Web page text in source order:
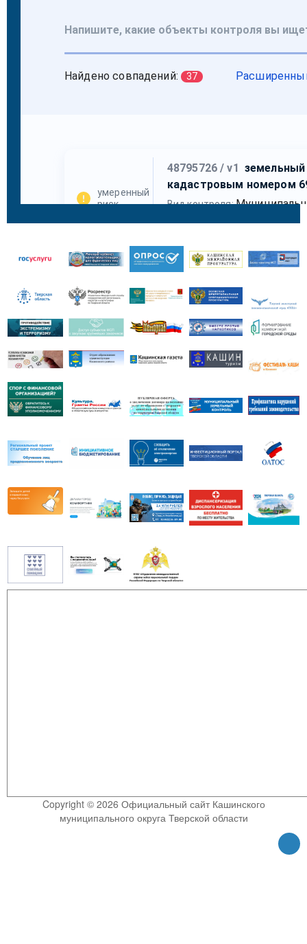
Copyright © 2026 Официальный сайт Кашинского
муниципального округа Тверской области